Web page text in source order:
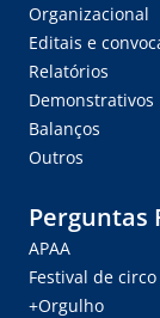
Organizacional
Editais e
Relatórios
Demonstrativos
Balanços
Outros
Perguntas
APAA
Festival de circo
+Orgulho